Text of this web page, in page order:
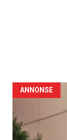
ANNONSE